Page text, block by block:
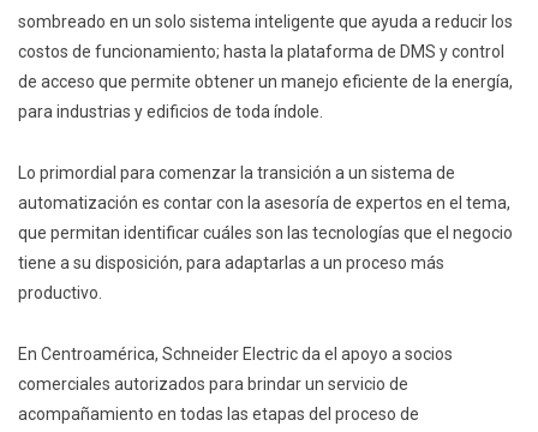
sombreado en un solo sistema inteligente que ayuda a reducir los
costos de funcionamiento; hasta la plataforma de DMS y control
de acceso que permite obtener un manejo eficiente de la energía,
para industrias y edificios de toda índole.
Lo primordial para comenzar la transición a un sistema de
automatización es contar con la asesoría de expertos en el tema,
que permitan identificar cuáles son las tecnologías que el negocio
tiene a su disposición, para adaptarlas a un proceso más
productivo.
En Centroamérica, Schneider Electric da el apoyo a socios
comerciales autorizados para brindar un servicio de
acompañamiento en todas las etapas del proceso de